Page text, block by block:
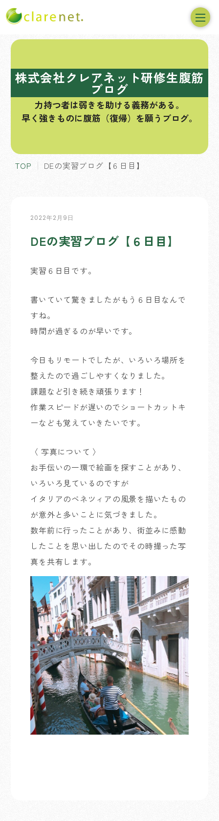
株式会社クレアネット研修生腹筋
ブログ
力持つ者は弱きを助ける義務がある。
早く強きものに腹筋（復帰）を願うブログ。
TOP DEの実習ブログ【６日目】
2022年2月9日
DEの実習ブログ【６日目】
実習６日目です。
書いていて驚きましたがもう６日目なんで
すね。
時間が過ぎるのが早いです。
今日もリモートでしたが、いろいろ場所を
整えたので過ごしやすくなりました。
課題など引き続き頑張ります！
作業スピードが遅いのでショートカットキ
ーなども覚えていきたいです。
〈 写真について 〉
お手伝いの一環で絵画を探すことがあり、
いろいろ見ているのですが
イタリアのベネツィアの風景を描いたもの
が意外と多いことに気づきました。
数年前に行ったことがあり、街並みに感動
したことを思い出したのでその時撮った写
真を共有します。